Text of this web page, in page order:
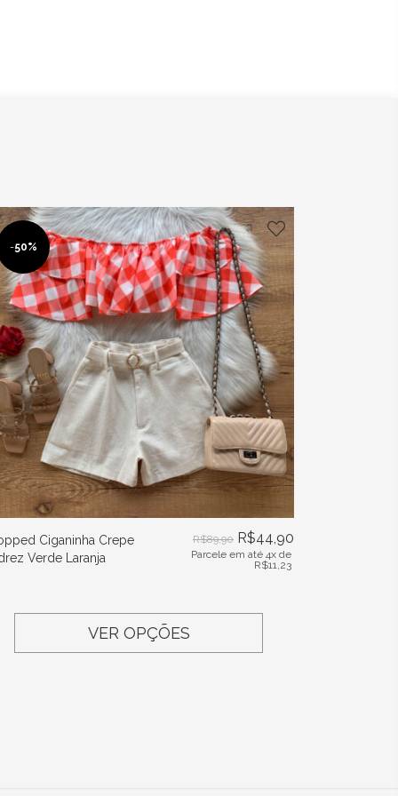
-50%
Ciganinha Crepe
Verde Laranja
R$89,90 R$44,90
Parcele em até 4x de
R$11,23
VER OPÇÕES